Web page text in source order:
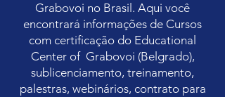
Grabovoi no Brasil. Aqui você
encontrará informações de Cursos
com certificação do Educational
Center of Grabovoi (Belgrado),
sublicenciamento, treinamento,
palestras, webinários, contrato para